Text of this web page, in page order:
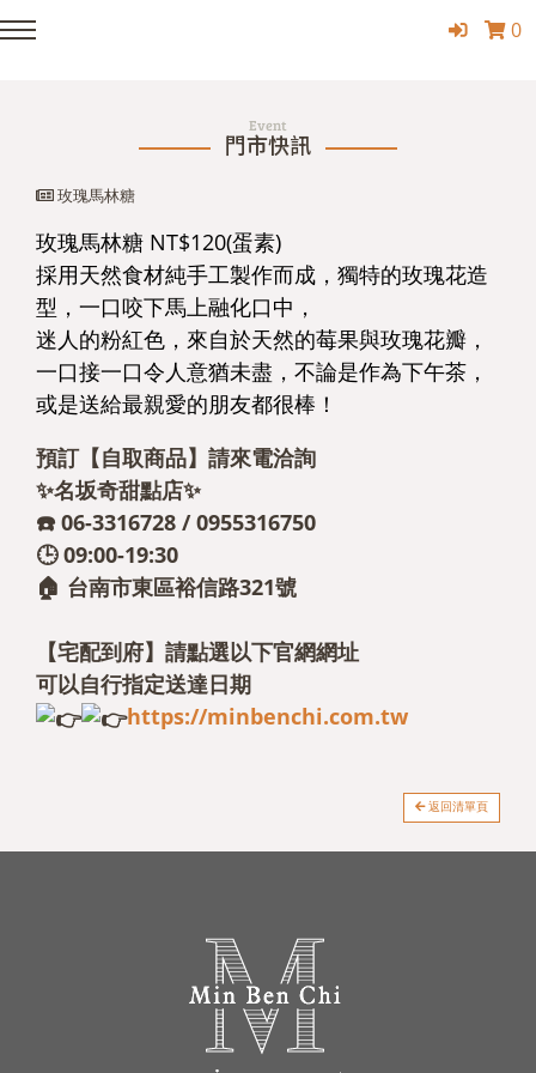
0
Event
門市快訊
玫瑰馬林糖
玫瑰馬林糖 NT$120(蛋素)
採用天然食材純手工製作而成，獨特的玫瑰花造
型，一口咬下馬上融化口中，
迷人的粉紅色，來自於天然的莓果與玫瑰花瓣，
一口接一口令人意猶未盡，不論是作為下午茶，
或是送給最親愛的朋友都很棒！
預訂【自取商品】請來電洽詢
✨名坂奇甜點店✨
☎️ 06-3316728 / 0955316750
🕒 09:00-19:30
🏠 台南市東區裕信路321號
【宅配到府】請點選以下官網網址
可以自行指定送達日期
https://minbenchi.com.tw
返回清單頁